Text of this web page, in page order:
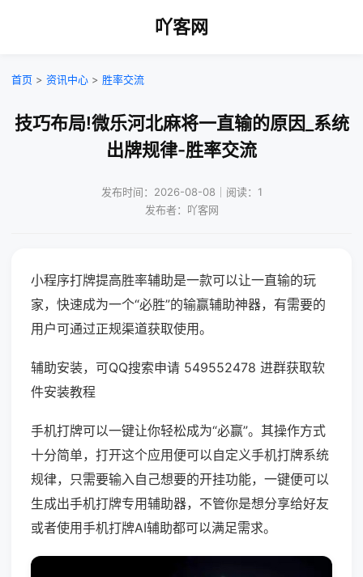
吖客网
首页 > 资讯中心 > 胜率交流
技巧布局!微乐河北麻将一直输的原因_系统
出牌规律-胜率交流
发布时间：2026-08-08｜阅读：1
发布者：吖客网
小程序打牌提高胜率辅助是一款可以让一直输的玩
家，快速成为一个“必胜”的输赢辅助神器，有需要的
用户可通过正规渠道获取使用。
辅助安装，可QQ搜索申请 549552478 进群获取软
件安装教程
手机打牌可以一键让你轻松成为“必赢”。其操作方式
十分简单，打开这个应用便可以自定义手机打牌系统
规律，只需要输入自己想要的开挂功能，一键便可以
生成出手机打牌专用辅助器，不管你是想分享给好友
或者使用手机打牌AI辅助都可以满足需求。